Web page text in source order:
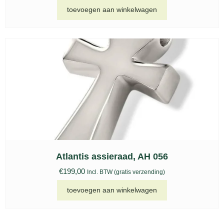
toevoegen aan winkelwagen
Atlantis assieraad, AH 056
€199,00 Incl. BTW (gratis verzending)
toevoegen aan winkelwagen